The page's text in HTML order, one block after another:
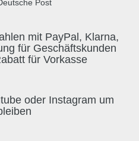
mit PayPal, Klarna,
für Geschäftskunden
für Vorkasse
oder Instagram um